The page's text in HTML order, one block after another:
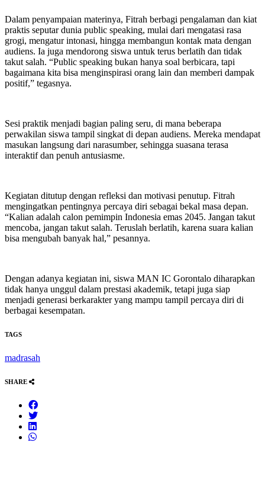
Dalam penyampaian materinya, Fitrah berbagi pengalaman dan kiat
praktis seputar dunia public speaking, mulai dari mengatasi rasa
grogi, mengatur intonasi, hingga membangun kontak mata dengan
audiens. Ia juga mendorong siswa untuk terus berlatih dan tidak
takut salah. “Public speaking bukan hanya soal berbicara, tapi
bagaimana kita bisa menginspirasi orang lain dan memberi dampak
positif,” tegasnya.
Sesi praktik menjadi bagian paling seru, di mana beberapa
perwakilan siswa tampil singkat di depan audiens. Mereka mendapat
masukan langsung dari narasumber, sehingga suasana terasa
interaktif dan penuh antusiasme.
Kegiatan ditutup dengan refleksi dan motivasi penutup. Fitrah
mengingatkan pentingnya percaya diri sebagai bekal masa depan.
“Kalian adalah calon pemimpin Indonesia emas 2045. Jangan takut
mencoba, jangan takut salah. Teruslah berlatih, karena suara kalian
bisa mengubah banyak hal,” pesannya.
Dengan adanya kegiatan ini, siswa MAN IC Gorontalo diharapkan
tidak hanya unggul dalam prestasi akademik, tetapi juga siap
menjadi generasi berkarakter yang mampu tampil percaya diri di
berbagai kesempatan.
TAGS
madrasah
SHARE